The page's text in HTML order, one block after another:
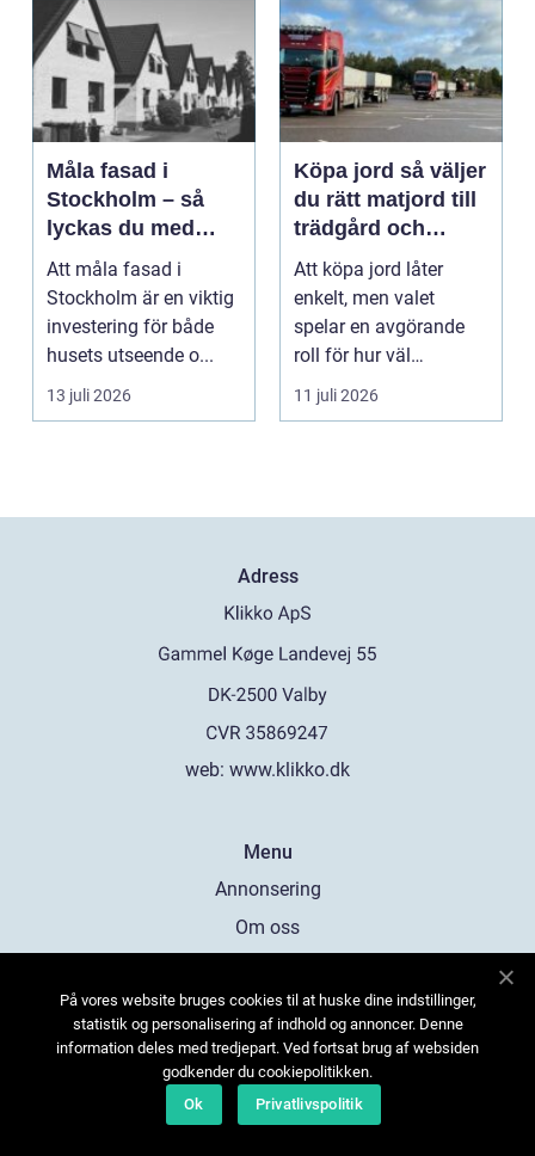
Måla fasad i
Stockholm – så
lyckas du med
fasadmålning i
Stockholm
Att måla fasad i
Stockholm är en viktig
investering för både
husets utseende o...
13 juli 2026
Köpa jord så väljer
du rätt matjord till
trädgård och
anläggning
Att köpa jord låter
enkelt, men valet
spelar en avgörande
roll för hur väl
gräsmatta, rabatter
och p...
11 juli 2026
Adress
web: www.klikko.dk
Menu
Annonsering
Om oss
Kontakta oss
Sitemap
På vores website bruges cookies til at huske dine indstillinger,
statistik og personalisering af indhold og annoncer. Denne
information deles med tredjepart. Ved fortsat brug af websiden
godkender du cookiepolitikken.
Ok
Privatlivspolitik